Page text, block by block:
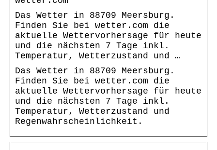
Das Wetter in 88709 Meersburg.
Finden Sie bei wetter.com die
aktuelle Wettervorhersage für heute
und die nächsten 7 Tage inkl.
Temperatur, Wetterzustand und …
Das Wetter in 88709 Meersburg.
Finden Sie bei wetter.com die
aktuelle Wettervorhersage für heute
und die nächsten 7 Tage inkl.
Temperatur, Wetterzustand und
Regenwahrscheinlichkeit.